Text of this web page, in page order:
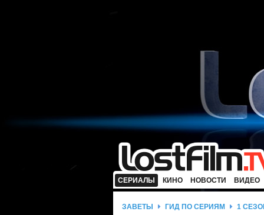
СЕРИАЛЫ КИНО НОВОСТИ ВИДЕО
ЗАВЕТЫ ГИД ПО СЕРИЯМ 1